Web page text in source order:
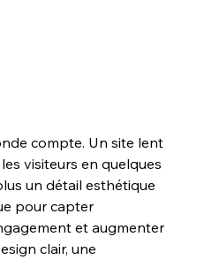
compte. Un site lent
visiteurs en quelques
un détail esthétique
pour capter
et augmenter
clair, une